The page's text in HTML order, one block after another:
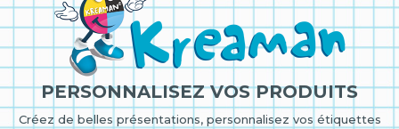
PERSONNALISEZ VOS PRODUITS
Créez de belles présentations, personnalisez vos étiquettes